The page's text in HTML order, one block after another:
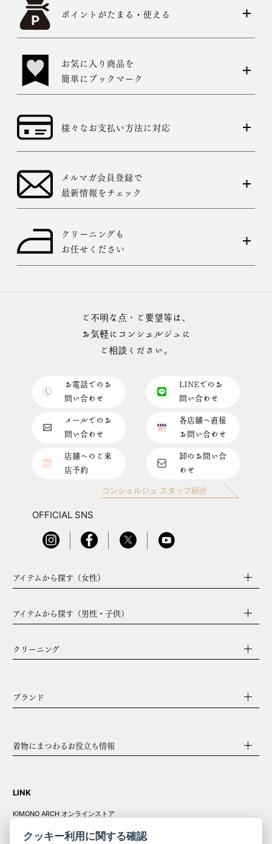
ポイントがたまる・使える
お気に入り商品を
簡単にブックマーク
様々なお支払い方法に対応
メルマガ会員登録で
最新情報をチェック
クリーニングも
お任せください
ご不明な点・ご要望等は、
お気軽にコンシェルジュに
ご相談ください。
お電話でのお
問い合わせ
LINEでのお
問い合わせ
メールでのお
問い合わせ
各店舗へ直接
お問い合わせ
店舗へのご来
店予約
卸のお問い合
わせ
コンシェルジュ スタッフ紹介
OFFICIAL SNS
アイテムから探す（女性）
アイテムから探す（男性・子供）
クリーニング
ブランド
着物にまつわるお役立ち情報
LINK
KIMONO ARCH オンラインストア
クッキー利用に関する確認